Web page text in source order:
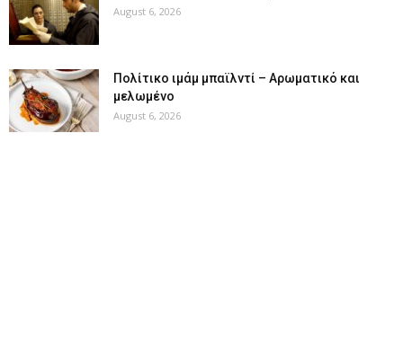
August 6, 2026
Πολίτικο ιμάμ μπαϊλντί – Αρωματικό και
μελωμένο
August 6, 2026